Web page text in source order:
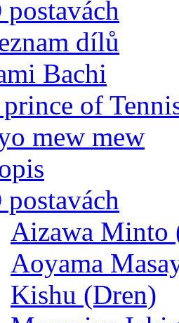
postavách
dílů
Bachi
of
mew mew
postavách
Aizawa Minto
Aoyama
Kishu (Dren)